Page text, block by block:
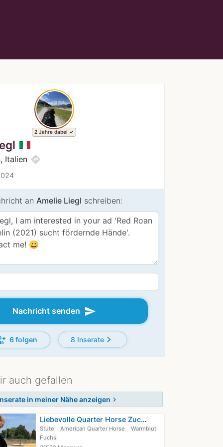
2 Jahre dabei
Italien directions
an Amelie Liegl schreiben:
Nachricht senden send
6 folgen 8 Inseratechevron_right
auch gefallen
in meiner Nähe anzeigen chevron_right
Liebevolle Quarter Horse Zuchtstute…
Stute American Quarter Horse
Warmblut
Fuchs